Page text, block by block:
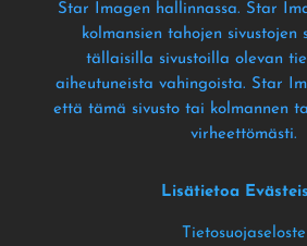
Star Imagen hallinnassa. Star
kolmansien tahojen sivustojen
tällaisilla sivustoilla olevan
aiheutuneista vahingoista. Star
että tämä sivusto tai kolmannen
virheettömästi.
Lisätietoa
Tietosuojaseloste